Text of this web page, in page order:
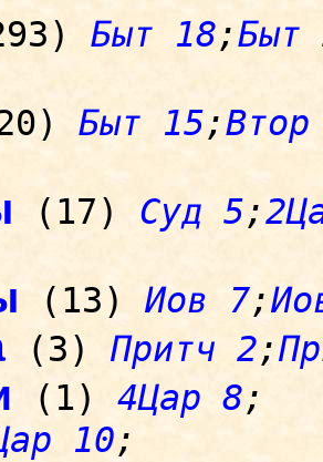
Быт 18;Быт
Быт 15;
(17) Суд 5;
(13) Иов 7;
(3) Притч 2;
(1) 4Цар 8;
10;